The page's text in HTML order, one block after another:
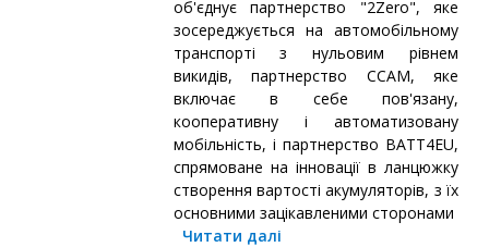
об'єднує партнерство "2Zero", яке
зосереджується на автомобільному
транспорті з нульовим рівнем
викидів, партнерство CCAM, яке
включає в себе пов'язану,
кооперативну і автоматизовану
мобільність, і партнерство BATT4EU,
спрямоване на інновації в ланцюжку
створення вартості акумуляторів, з їх
основними зацікавленими сторонами
Читати далі